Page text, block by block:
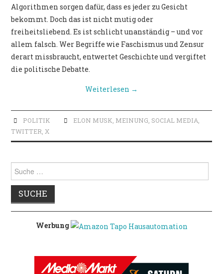
Algorithmen sorgen dafür, dass es jeder zu Gesicht
bekommt. Doch das ist nicht mutig oder
freiheitsliebend. Es ist schlicht unanständig – und vor
allem falsch. Wer Begriffe wie Faschismus und Zensur
derart missbraucht, entwertet Geschichte und vergiftet
die politische Debatte.
Weiterlesen →
POLITIK ELON MUSK, MEINUNG, SOCIAL MEDIA,
TWITTER,X
Suche
nach:
Werbung